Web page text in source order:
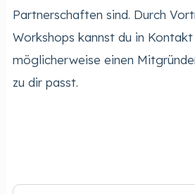
Partnerschaften sind. Durch
Workshops kannst du in
möglicherweise einen
zu dir passt.